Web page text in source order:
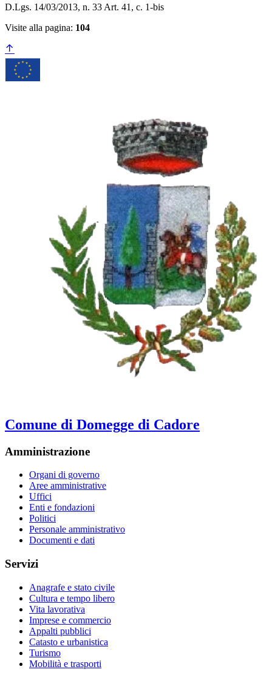
D.Lgs. 14/03/2013, n. 33 Art. 41, c. 1-bis
Visite alla pagina: 104
Comune di Domegge di Cadore
Amministrazione
Organi di governo
Aree amministrative
Uffici
Enti e fondazioni
Politici
Personale amministrativo
Documenti e dati
Servizi
Anagrafe e stato civile
Cultura e tempo libero
Vita lavorativa
Imprese e commercio
Appalti pubblici
Catasto e urbanistica
Turismo
Mobilità e trasporti